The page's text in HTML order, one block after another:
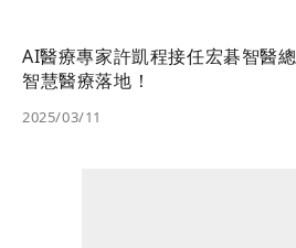
AI醫療專家許凱程接任宏碁智醫
智慧醫療落地！
2025/03/11